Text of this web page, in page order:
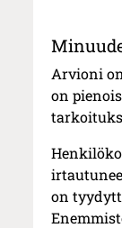
Arvioni
on
on